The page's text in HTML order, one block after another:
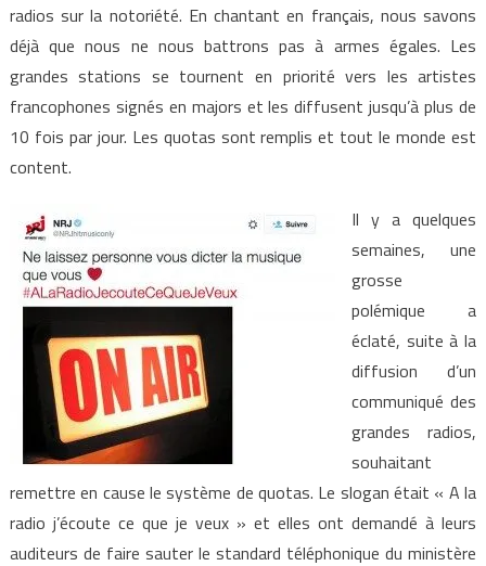
radios sur la notoriété. En chantant en français, nous savons
déjà que nous ne nous battrons pas à armes égales. Les
grandes stations se tournent en priorité vers les artistes
francophones signés en majors et les diffusent jusqu’à plus de
10 fois par jour. Les quotas sont remplis et tout le monde est
content.
Il y a quelques
semaines, une
grosse
polémique a
éclaté, suite à la
diffusion d’un
communiqué des
grandes radios,
souhaitant
remettre en cause le système de quotas. Le slogan était « A la
radio j’écoute ce que je veux » et elles ont demandé à leurs
auditeurs de faire sauter le standard téléphonique du ministère